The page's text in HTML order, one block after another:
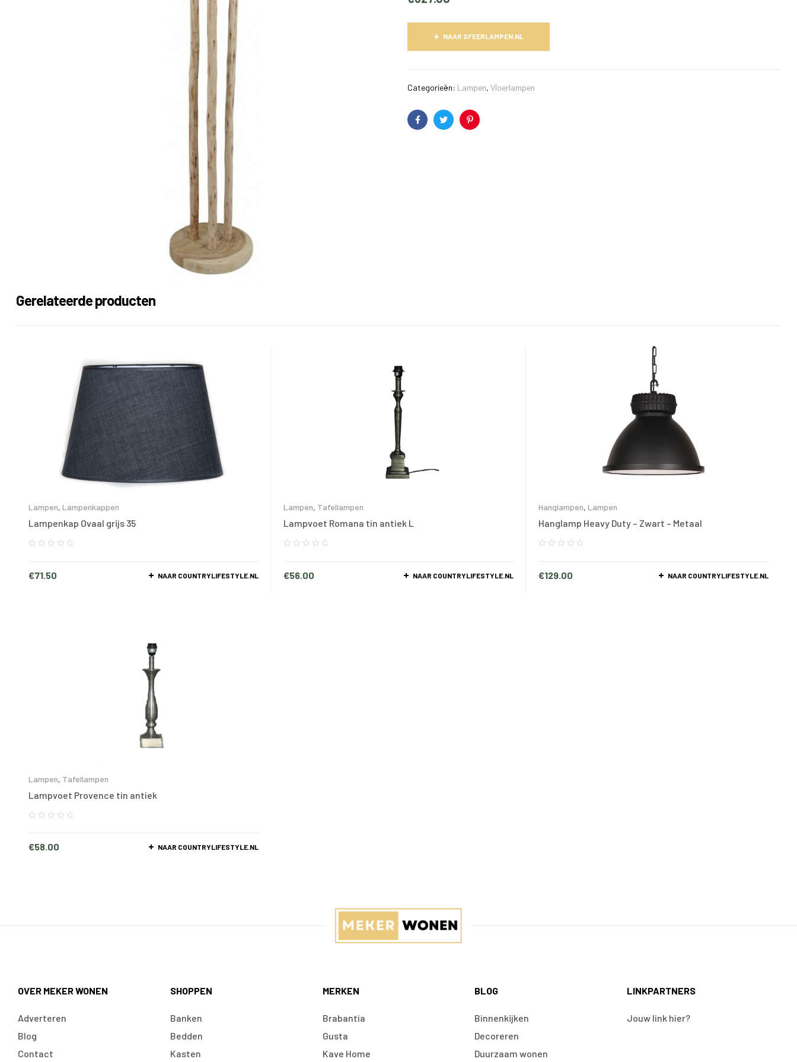
NAAR SFEERLAMPEN.NL
Categorieën: Lampen, Vloerlampen
FacebookTwitterPinterest
Gerelateerde producten
Lampen, Lampenkappen
Lampenkap Ovaal grijs 35
€71.50 NAAR COUNTRYLIFESTYLE.NL
Lampen, Tafellampen
Lampvoet Romana tin antiek L
€56.00 NAAR COUNTRYLIFESTYLE.NL
Hanglampen, Lampen
Hanglamp Heavy Duty – Zwart – Metaal
€129.00 NAAR COUNTRYLIFESTYLE.NL
Lampen, Tafellampen
Lampvoet Provence tin antiek
€58.00 NAAR COUNTRYLIFESTYLE.NL
OVER MEKER WONEN
Adverteren
Blog
Contact
SHOPPEN
Banken
Bedden
Kasten
MERKEN
Brabantia
Gusta
Kave Home
BLOG
Binnenkijken
Decoreren
Duurzaam wonen
LINKPARTNERS
Jouw link hier?